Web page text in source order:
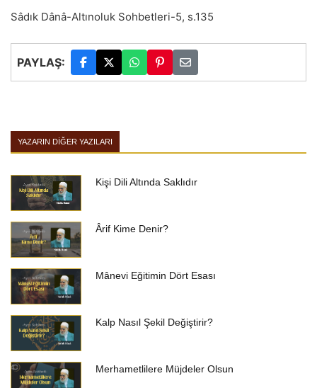
Sâdık Dânâ-Altınoluk Sohbetleri-5, s.135
PAYLAŞ:
YAZARIN DIĞER YAZILARI
Kişi Dili Altında Saklıdır
Ârif Kime Denir?
Mânevi Eğitimin Dört Esası
Kalp Nasıl Şekil Değiştirir?
Merhametlilere Müjdeler Olsun